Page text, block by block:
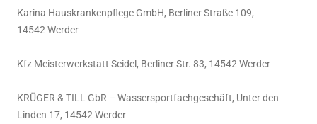
Karina Hauskrankenpflege GmbH, Berliner Straße 109,
14542 Werder
Kfz Meisterwerkstatt Seidel, Berliner Str. 83, 14542 Werder
KRÜGER & TILL GbR – Wassersportfachgeschäft, Unter den
Linden 17, 14542 Werder